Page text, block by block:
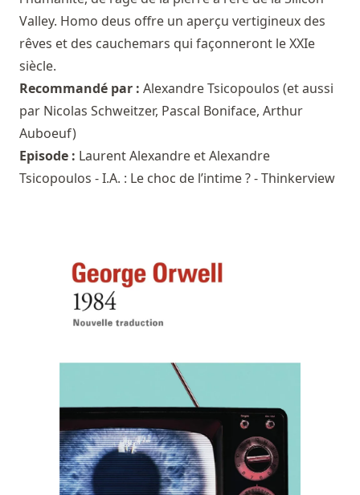
Valley. Homo deus offre un aperçu vertigineux des
rêves et des cauchemars qui façonneront le XXIe
siècle.
Recommandé par : Alexandre Tsicopoulos (et aussi
par Nicolas Schweitzer, Pascal Boniface, Arthur
Auboeuf)
Episode : Laurent Alexandre et Alexandre
Tsicopoulos - I.A. : Le choc de l’intime ? - Thinkerview